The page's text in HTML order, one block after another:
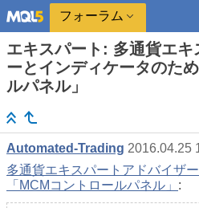
フォーラム
エキスパート: 多通貨エ
ーとインディケータのた
ルパネル」
Automated-Trading 2016.04.25
多通貨エキスパートアドバイザ
「MCMコントロールパネル」 :